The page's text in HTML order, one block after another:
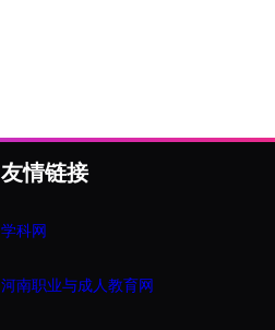
友情链接
学科网
河南职业与成人教育网